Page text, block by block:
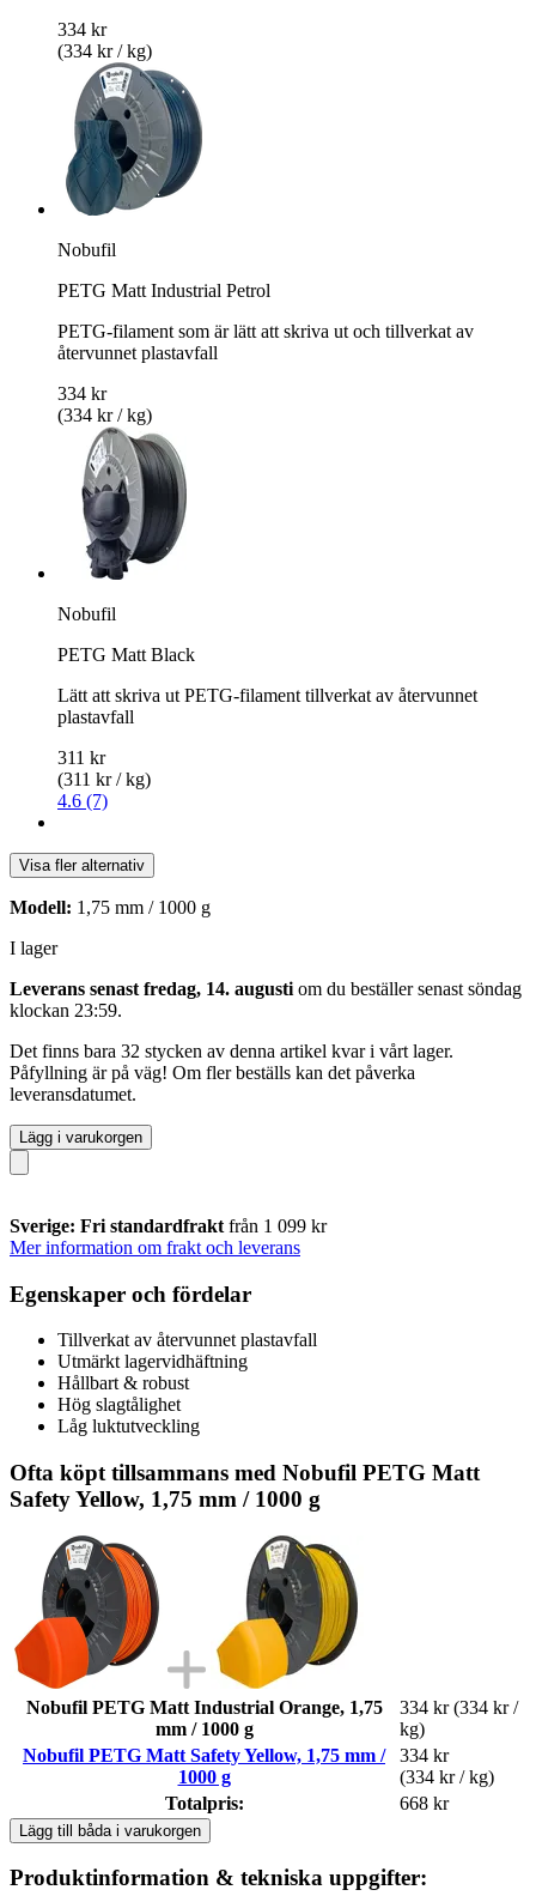
334 kr
(334 kr / kg)
Nobufil
PETG Matt Industrial Petrol
PETG-filament som är lätt att skriva ut och tillverkat av
återvunnet plastavfall
334 kr
(334 kr / kg)
Nobufil
PETG Matt Black
Lätt att skriva ut PETG-filament tillverkat av återvunnet
plastavfall
311 kr
(311 kr / kg)
4.6 (7)
Visa fler alternativ
Modell: 1,75 mm / 1000 g
I lager
Leverans senast fredag, 14. augusti om du beställer senast söndag
klockan 23:59.
Det finns bara 32 stycken av denna artikel kvar i vårt lager.
Påfyllning är på väg! Om fler beställs kan det påverka
leveransdatumet.
Lägg i varukorgen
Sverige: Fri standardfrakt från 1 099 kr
Mer information om frakt och leverans
Egenskaper och fördelar
Tillverkat av återvunnet plastavfall
Utmärkt lagervidhäftning
Hållbart & robust
Hög slagtålighet
Låg luktutveckling
Ofta köpt tillsammans med Nobufil PETG Matt
Safety Yellow, 1,75 mm / 1000 g
Nobufil PETG Matt Industrial Orange, 1,75
mm / 1000 g
334 kr (334 kr /
kg)
Nobufil PETG Matt Safety Yellow, 1,75 mm /
1000 g
334 kr
(334 kr / kg)
Totalpris:
668 kr
Lägg till båda i varukorgen
Produktinformation & tekniska uppgifter: